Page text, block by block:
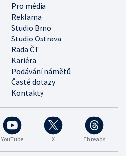
Pro média
Reklama
Studio Brno
Studio Ostrava
Rada ČT
Kariéra
Podávání námětů
Časté dotazy
Kontakty
YouTube X Threads